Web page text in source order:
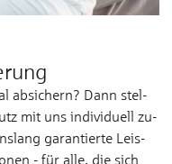
ab­si­chern? Dann stel­
mit uns in­di­vi­­duell zu­­
ga­ran­­tier­­te Leis­
- für al­le, die sich